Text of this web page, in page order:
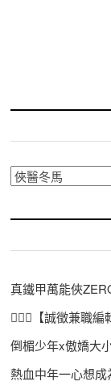
真鐵甲萬能俠
🙋🏻‍♀️【誠徵兼職
倒楣少年x傲嬌大
熱血中年一心想